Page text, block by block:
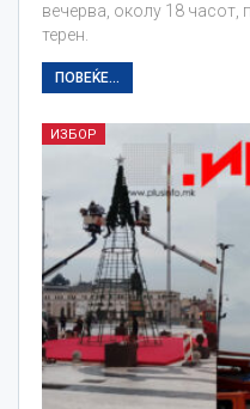
вечерва, околу 18 часот,
терен.
ПОВЕЌЕ...
ИЗБОР